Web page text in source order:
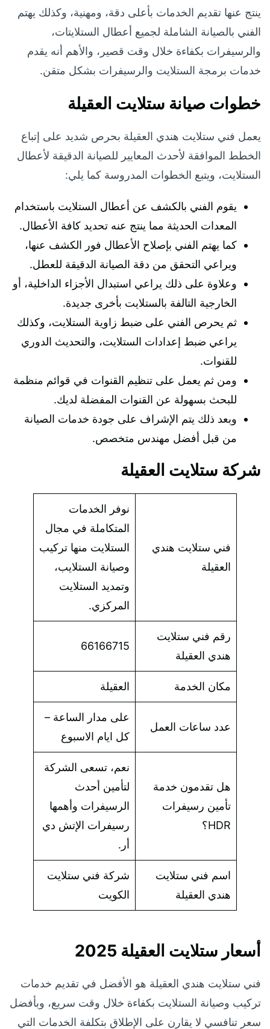
ينتج عنها تقديم الخدمات بأعلى دقة، ومهنية، وكذلك يهتم
الفني بالصيانة الشاملة لجميع أعطال الستلايتات،
والرسيفرات بكفاءة خلال وقت قصير، والأهم أنه يقدم
خدمات برمجة الستلايت والرسيفرات بشكل متقن.
خطوات صيانة ستلايت العقيلة
يعمل فني ستلايت هندي العقيلة بحرص شديد على إتباع
الخطط الموافقة لأحدث المعايير للصيانة الدقيقة لأعطال
الستلايت، ويتبع الخطوات المدروسة كما يلي:
يقوم الفني بالكشف عن أعطال الستلايت باستخدام
المعدات الحديثة مما ينتج عنه تحديد كافة الأعطال.
كما يهتم الفني بإصلاح الأعطال فور الكشف عنها،
ويراعي التحقق من دقة الصيانة الدقيقة للعطل.
وعلاوة على ذلك يراعي استبدال الأجزاء الداخلية، أو
الخارجية التالفة بالستلايت بأخرى جديدة.
ثم يحرص الفني على ضبط زاوية الستلايت، وكذلك
يراعي ضبط إعدادات الستلايت، والتحديث الدوري
للقنوات.
ومن ثم يعمل على تنظيم القنوات في قوائم منظمة
للبحث بسهولة عن القنوات المفضلة لديك.
وبعد ذلك يتم الإشراف على جودة خدمات الصيانة
من قبل أفضل مهندس متخصص.
شركة ستلايت العقيلة
فني ستلايت هندي
العقيلة
نوفر الخدمات
المتكاملة في مجال
الستلايت منها تركيب
وصيانة الستلايب،
وتمديد الستلايت
المركزي.
رقم فني ستلايت
هندي العقيلة
66166715
مكان الخدمة العقيلة
عدد ساعات العمل
على مدار الساعة –
كل ايام الاسبوع
هل تقدمون خدمة
تأمين رسيفرات
HDR؟
نعم، تسعى الشركة
لتأمين أحدث
الرسيفرات وأهمها
رسيفرات الإتش دي
أر.
اسم فني ستلايت
هندي العقيلة
شركة فني ستلايت
الكويت
أسعار ستلايت العقيلة 2025
فني ستلايت هندي العقيلة هو الأفضل في تقديم خدمات
تركيب وصيانة الستلايت بكفاءة خلال وقت سريع، وبأفضل
سعر تنافسي لا يقارن على الإطلاق بتكلفة الخدمات التي